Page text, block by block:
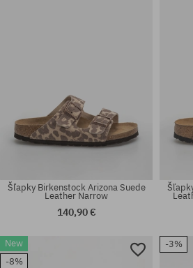
Dostupné veľkosti:
36; 37; 38; 39; 40; 41
36;
Šľapky Birkenstock Arizona Suede
Leather Narrow
140,90 €
New
-8%
-3%